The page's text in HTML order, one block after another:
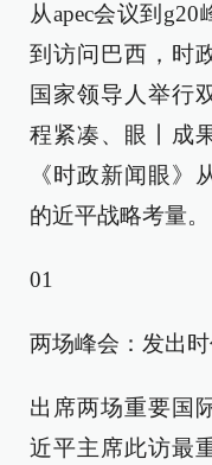
从apec会议到
到访问巴西，时
国家领导人举行
程紧凑、眼丨成
《时政新闻眼》
的近平战略考量。
01
两场峰会：发出
出席两场重要国
近平主席此访最